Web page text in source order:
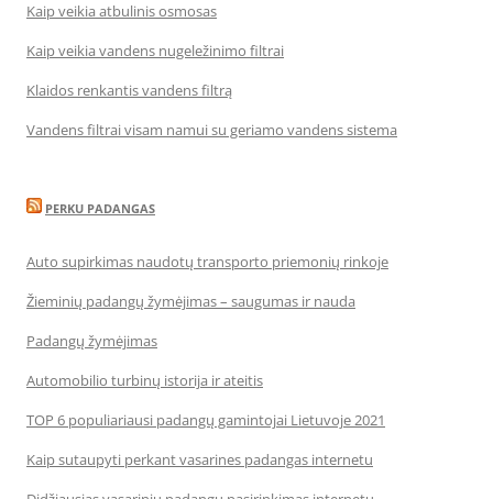
Kaip veikia atbulinis osmosas
Kaip veikia vandens nugeležinimo filtrai
Klaidos renkantis vandens filtrą
Vandens filtrai visam namui su geriamo vandens sistema
PERKU PADANGAS
Auto supirkimas naudotų transporto priemonių rinkoje
Žieminių padangų žymėjimas – saugumas ir nauda
Padangų žymėjimas
Automobilio turbinų istorija ir ateitis
TOP 6 populiariausi padangų gamintojai Lietuvoje 2021
Kaip sutaupyti perkant vasarines padangas internetu